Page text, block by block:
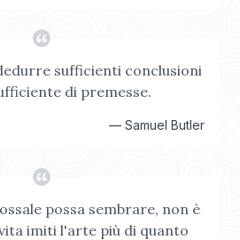
sufficienti conclusioni
di premesse.
— Samuel Butler
possa sembrare, non è
imiti l'arte più di quanto